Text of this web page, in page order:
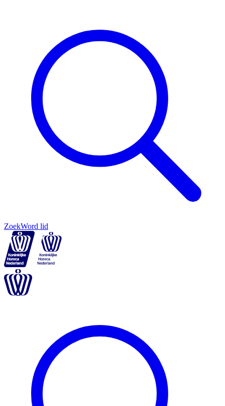
ZoekWord lid